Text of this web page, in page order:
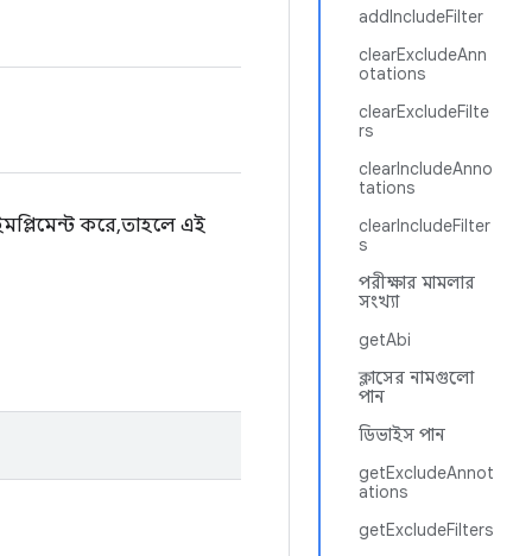
addIncludeFilter
clearExcludeAnn
otations
clearExcludeFilte
rs
clearIncludeAnno
tations
clearIncludeFilter
s
পরীক্ষার মামলার
সংখ্যা
getAbi
ক্লাসের নামগুলো
পান
ডিভাইস পান
getExcludeAnnot
ations
getExcludeFilters
করে, তাহলে এই